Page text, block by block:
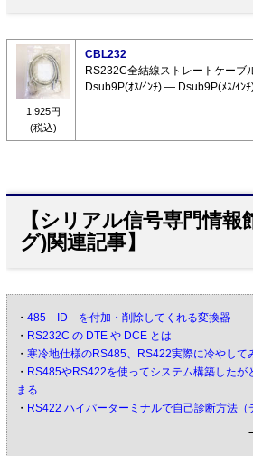
1,925円
(税込)
CBL232
RS232C全結線ストレートケー
Dsub9P(ｵｽ/ｲﾝﾁ) ― Dsub9P(ﾒｽ/ｲﾝﾁ
【シリアル信号専門情報
グ)関連記事】
・ 485 ID を付加・削除してくれる変換器
・ RS232C の DTE や DCE とは
・ 寒冷地仕様のRS485、RS422実際に冷やして
・ RS485やRS422を使ってシステム構築したが
まる
・ RS422 ハイパーターミナルで自己診断方法（